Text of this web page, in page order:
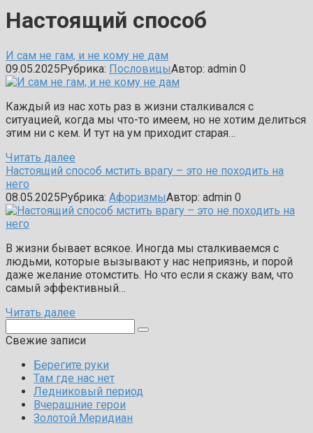
Настоящий способ
И сам не гам, и не кому не дам
09.05.2025Рубрика: ПословицыАвтор: admin 0
Каждый из нас хоть раз в жизни сталкивался с
ситуацией, когда мы что-то имеем, но не хотим делиться
этим ни с кем. И тут на ум приходит старая…
Читать далее
Настоящий способ мстить врагу – это не походить на
него
08.05.2025Рубрика: АфоризмыАвтор: admin 0
В жизни бывает всякое. Иногда мы сталкиваемся с
людьми, которые вызывают у нас неприязнь, и порой
даже желание отомстить. Но что если я скажу вам, что
самый эффективный…
Читать далее
Свежие записи
Берегите руки
Там где нас нет
Ледниковый период
Вчерашние герои
Золотой Меридиан